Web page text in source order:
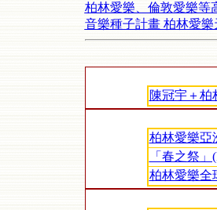
柏林愛樂、倫敦愛樂等
音樂種子計畫 柏林愛
陳冠宇＋柏
柏林愛樂亞
「春之祭
柏林愛樂全